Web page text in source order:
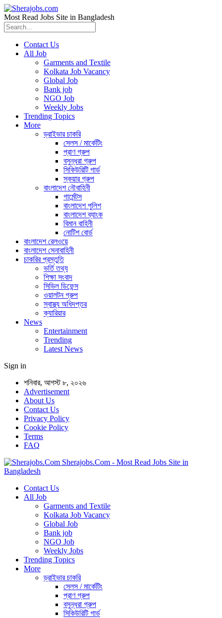
Most Read Jobs Site in Bangladesh
Contact Us
All Job
Garments and Textile
Kolkata Job Vacancy
Global Job
Bank job
NGO Job
Weekly Jobs
Trending Topics
More
ড্রাইভার চাকরি
সেলস / মার্কেটিং
প্রাণ গ্রুপ
বসুন্ধরা গ্রুপ
সিকিউরিটি গার্ড
স্কয়ার গ্রুপ
বাংলাদেশ নৌবাহিনী
গার্মেন্টস
বাংলাদেশ পুলিশ
বাংলাদেশ ব্যাংক
বিমান বাহিনী
নোটিশ বোর্ড
বাংলাদেশ রেলওয়ে
বাংলাদেশ সেনাবাহিনী
চাকরির প্রস্তুতি
ভর্তি তথ্য
শিক্ষা সংবাদ
সিভিল ডিফেন্স
ওয়ালটন গ্রুপ
স্বাস্থ্য অধিদপ্তর
ক্যারিয়ার
News
Entertainment
Trending
Latest News
Sign in
শনিবার, আগস্ট ৮, ২০২৬
Advertisement
About Us
Contact Us
Privacy Policy
Cookie Policy
Terms
FAQ
Sherajobs.Com - Most Read Jobs Site in
Bangladesh
Contact Us
All Job
Garments and Textile
Kolkata Job Vacancy
Global Job
Bank job
NGO Job
Weekly Jobs
Trending Topics
More
ড্রাইভার চাকরি
সেলস / মার্কেটিং
প্রাণ গ্রুপ
বসুন্ধরা গ্রুপ
সিকিউরিটি গার্ড